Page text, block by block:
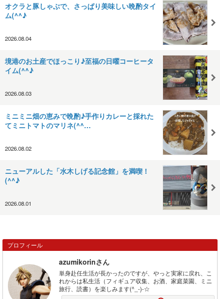
オクラと豚しゃぶで、さっぱり美味しい晩酌タイ
ム(^^♪
2026.08.04
境港のお土産でほっこり♪至福の日曜コーヒータ
イム(^^♪
2026.08.03
ミニミニ畑の恵みで晩酌♪手作りカレーと採れた
てミニトマトのマリネ(^^…
2026.08.02
ニューアルした「水木しげる記念館」を満喫！
(^^♪
2026.08.01
プロフィール
azumikorinさん
単身赴任生活が長かったのですが、やっと実家に戻れ、こ
れからは私生活（フィギュア収集、お酒、家庭菜園、ミニ
旅行、読書）を楽しみます(^_-)-☆